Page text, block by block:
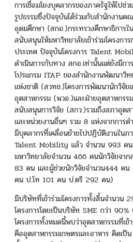
การเชื่อมโยงบุคลากรของภาครัฐให้ไปช่
รูปธรรมซึ่งปัจจุบันได้ร่วมกับสำนักงานค
อุดมศึกษา (สกอ.)กระทรวงศึกษาธิการใ
สนับสนุนให้มหาวิทยาลัยเข้าร่วมโครงกา
ประเทศ ปัจจุบันโครงการ Talent
ดำเนินการกับทาง สกอ.เท่านั้นแต่ยังมีกา
โปรแกรม ITAP ของสำนักงานพัฒนาวิท
แห่งชาติ (สวทช.)โครงการพัฒนานักวิจัย
อุตสาหกรรม (พวอ.)และฝ่ายอุตสาหกร
สนับสนุนการวิจัย (สกว.)รวมถึงสภาอุตส
และหน่วยงานอื่นๆ รวม 8 แห่งจากการ
มีบุคลากรที่เคลื่อนย้ายไปปฏิบัติงานในภ
Talent Mobility แล้ว จำนวน 993 คน
มหาวิทยาลัยจำนวน 466 คนนักวิจัยจาก
83 คน และผู้ช่วยนักวิจัยจำนวน444 ค
คน ป.โท 101 คน ป.ตรี 292 คน)
มีบริษัทที่เข้าร่วมโครงการทั้งสิ้นจำนวน
โครงการโดยเป็นบริษัท SME กว่า
โครงการทั้งหมดนี้พบว่าอุตสาหกรรมที่เข้
คืออุตสาหกรรมเกษตรและอาหาร คิดเป็